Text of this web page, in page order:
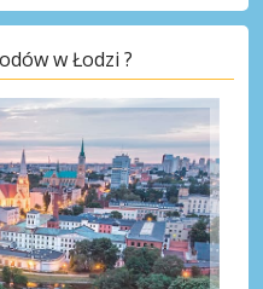
w Łodzi ?